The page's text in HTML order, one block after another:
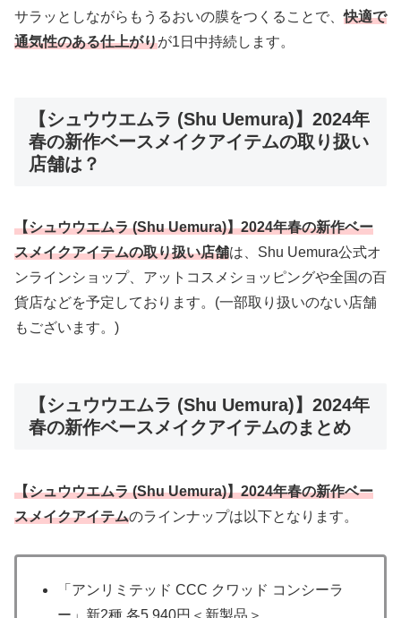
サラッとしながらもうるおいの膜をつくることで、快適で
通気性のある仕上がりが1日中持続します。
【シュウウエムラ (Shu Uemura)】2024年
春の新作ベースメイクアイテムの取り扱い
店舗は？
【シュウウエムラ (Shu Uemura)】2024年春の新作ベー
スメイクアイテムの取り扱い店舗は、Shu Uemura公式オ
ンラインショップ、アットコスメショッピングや全国の百
貨店などを予定しております。(一部取り扱いのない店舗
もございます。)
【シュウウエムラ (Shu Uemura)】2024年
春の新作ベースメイクアイテムのまとめ
【シュウウエムラ (Shu Uemura)】2024年春の新作ベー
スメイクアイテムのラインナップは以下となります。
「アンリミテッド CCC クワッド コンシーラ
ー」新2種 各5,940円＜新製品＞